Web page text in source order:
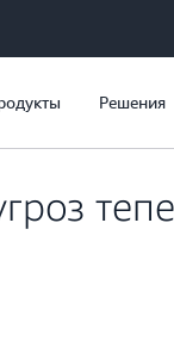
Решения